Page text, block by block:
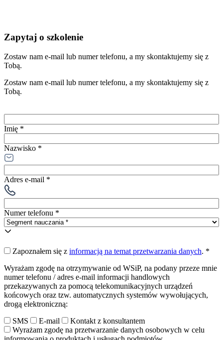
Zapytaj o szkolenie
Zostaw nam e-mail lub numer telefonu, a my skontaktujemy się z
Tobą.
Zostaw nam e-mail lub numer telefonu, a my skontaktujemy się z
Tobą.
Imię *
Nazwisko *
Adres e-mail *
Numer telefonu *
Zapoznałem się z informacją na temat przetwarzania danych. *
Wyrażam zgodę na otrzymywanie od WSiP, na podany przeze mnie
numer telefonu / adres e-mail informacji handlowych
przekazywanych za pomocą telekomunikacyjnych urządzeń
końcowych oraz tzw. automatycznych systemów wywołujących,
drogą elektroniczną:
SMS
E-mail
Kontakt z konsultantem
Wyrażam zgodę na przetwarzanie danych osobowych w celu